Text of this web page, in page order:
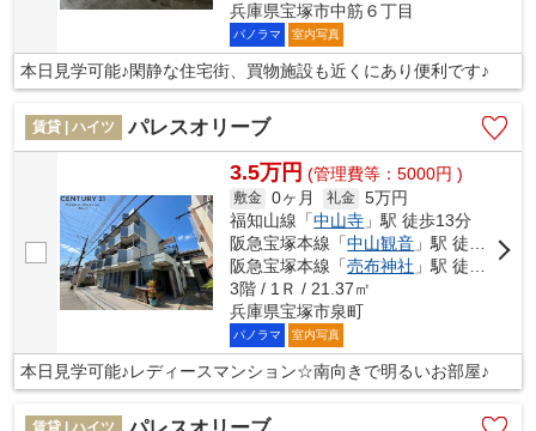
兵庫県宝塚市中筋６丁目
パノラマ 室内写真
本日見学可能♪閑静な住宅街、買物施設も近くにあり便利です♪
賃貸 | ハイツ パレスオリーブ
3.5万円 (管理費等：5000円 )
敷金 0ヶ月 礼金 5万円
福知山線「中山寺 」駅 徒歩13分
阪急宝塚本線「中山観音 」駅 徒歩17分
阪急宝塚本線「売布神社 」駅 徒歩18分
3階 / 1Ｒ / 21.37㎡
兵庫県宝塚市泉町
パノラマ 室内写真
本日見学可能♪レディースマンション☆南向きで明るいお部屋♪
賃貸 | ハイツ